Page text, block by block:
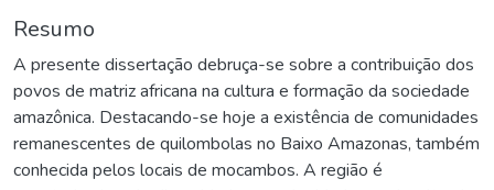
Resumo
A presente dissertação debruça-se sobre a contribuição dos
povos de matriz africana na cultura e formação da sociedade
amazônica. Destacando-se hoje a existência de comunidades
remanescentes de quilombolas no Baixo Amazonas, também
conhecida pelos locais de mocambos. A região é